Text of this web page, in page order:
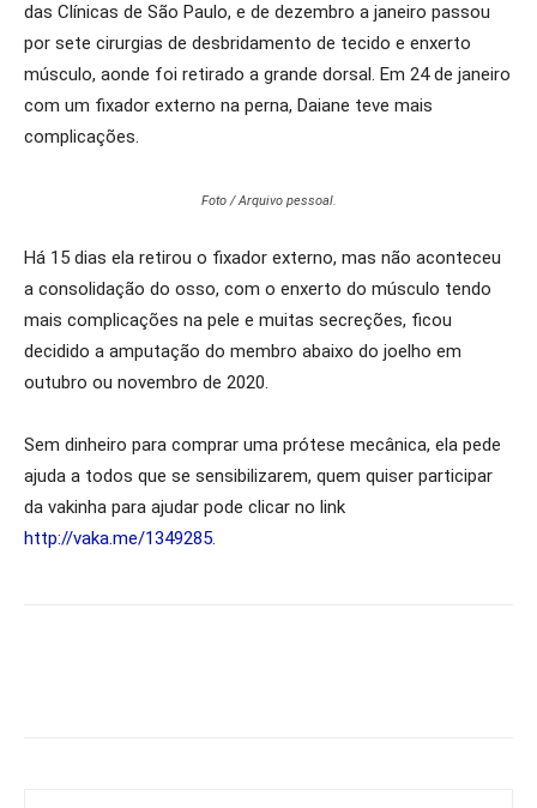
das Clínicas de São Paulo, e de dezembro a janeiro passou
por sete cirurgias de desbridamento de tecido e enxerto
músculo, aonde foi retirado a grande dorsal. Em 24 de janeiro
com um fixador externo na perna, Daiane teve mais
complicações.
Foto / Arquivo pessoal.
Há 15 dias ela retirou o fixador externo, mas não aconteceu
a consolidação do osso, com o enxerto do músculo tendo
mais complicações na pele e muitas secreções, ficou
decidido a amputação do membro abaixo do joelho em
outubro ou novembro de 2020.
Sem dinheiro para comprar uma prótese mecânica, ela pede
ajuda a todos que se sensibilizarem, quem quiser participar
da vakinha para ajudar pode clicar no link
http://vaka.me/1349285.